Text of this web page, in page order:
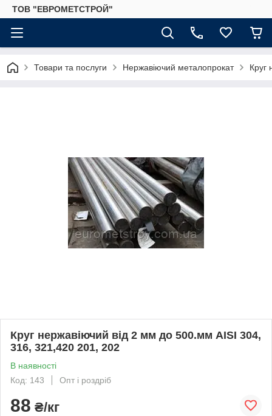
ТОВ "ЕВРОМЕТСТРОЙ"
Товари та послуги Нержавіючий металопрокат Круг
Круг нержавіючий від 2 мм до 500.мм AISI 304,
316, 321,420 201, 202
В наявності
Код: 143
Опт і роздріб
88 ₴/кг